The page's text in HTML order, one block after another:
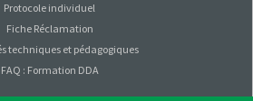
Protocole individuel
Fiche Réclamation
techniques et pédagogiques
FAQ : Formation DDA